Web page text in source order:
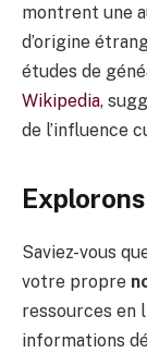
montrent une
d’origine
études de
Wikipedia,
de l’influence
Saviez-vous
votre propre
ressources en
informations